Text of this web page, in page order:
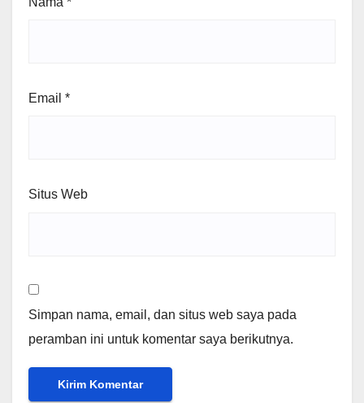
Email *
Situs Web
Simpan nama, email, dan situs web saya pada
peramban ini untuk komentar saya berikutnya.